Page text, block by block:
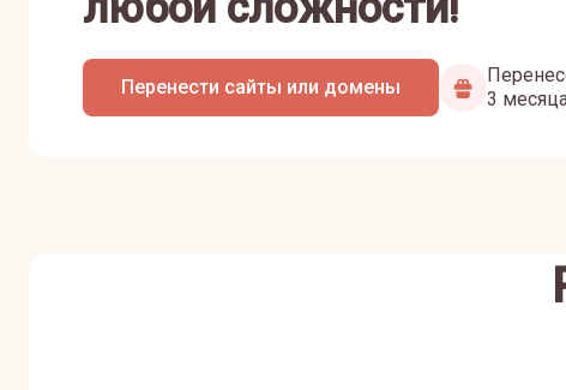
Перенести сайты или домены
3